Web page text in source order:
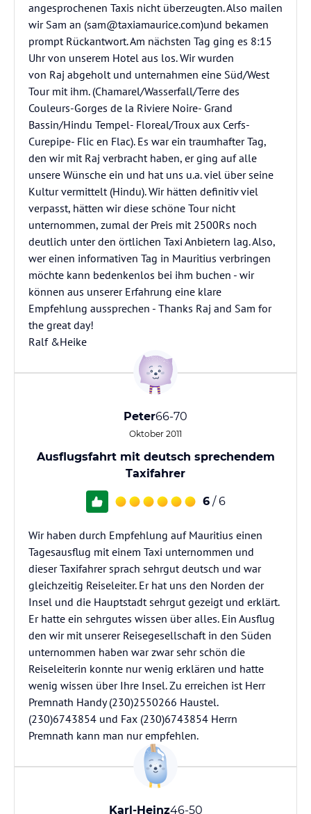
angesprochenen Taxis nicht überzeugten. Also mailen
wir Sam an (sam@taxiamaurice.com)und bekamen
prompt Rückantwort. Am nächsten Tag ging es 8:15
Uhr von unserem Hotel aus los. Wir wurden
von Raj abgeholt und unternahmen eine Süd/West
Tour mit ihm. (Chamarel/Wasserfall/Terre des
Couleurs-Gorges de la Riviere Noire- Grand
Bassin/Hindu Tempel- Floreal/Troux aux Cerfs-
Curepipe- Flic en Flac). Es war ein traumhafter Tag,
den wir mit Raj verbracht haben, er ging auf alle
unsere Wünsche ein und hat uns u.a. viel über seine
Kultur vermittelt (Hindu). Wir hätten definitiv viel
verpasst, hätten wir diese schöne Tour nicht
unternommen, zumal der Preis mit 2500Rs noch
deutlich unter den örtlichen Taxi Anbietern lag. Also,
wer einen informativen Tag in Mauritius verbringen
möchte kann bedenkenlos bei ihm buchen - wir
können aus unserer Erfahrung eine klare
Empfehlung aussprechen - Thanks Raj and Sam for
the great day!
Ralf &Heike
Peter66-70
Oktober 2011
Ausflugsfahrt mit deutsch sprechendem
Taxifahrer
6 / 6
Wir haben durch Empfehlung auf Mauritius einen
Tagesausflug mit einem Taxi unternommen und
dieser Taxifahrer sprach sehrgut deutsch und war
gleichzeitig Reiseleiter. Er hat uns den Norden der
Insel und die Hauptstadt sehrgut gezeigt und erklärt.
Er hatte ein sehrgutes wissen über alles. Ein Ausflug
den wir mit unserer Reisegesellschaft in den Süden
unternommen haben war zwar sehr schön die
Reiseleiterin konnte nur wenig erklären und hatte
wenig wissen über Ihre Insel. Zu erreichen ist Herr
Premnath Handy (230)2550266 Haustel.
(230)6743854 und Fax (230)6743854 Herrn
Premnath kann man nur empfehlen.
Karl-Heinz46-50